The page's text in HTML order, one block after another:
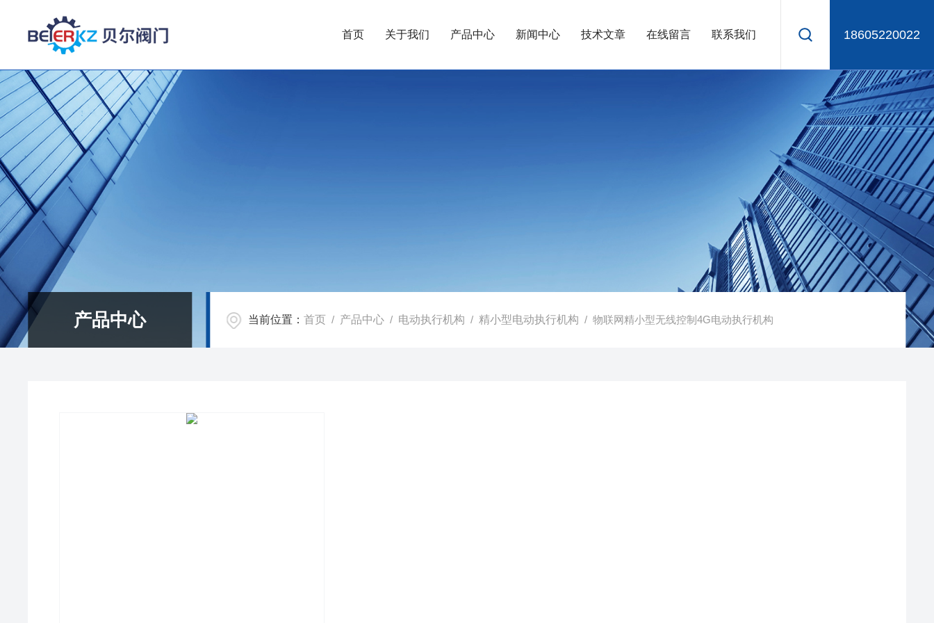
18605220022
首页 关于我们 产品中心 新闻中心 技术文章 在线留言 联系我们
产品中心 当前位置：首页 / 产品中心 / 电动执行机构 / 精小型电动执行机构 / 物联网精小型无线控制4G电动执行机构